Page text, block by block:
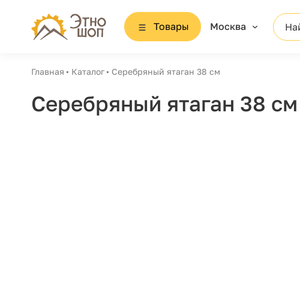
Товары Москва
Главная Каталог Серебряный ятаган 38 см
Серебряный ятаган 38 см